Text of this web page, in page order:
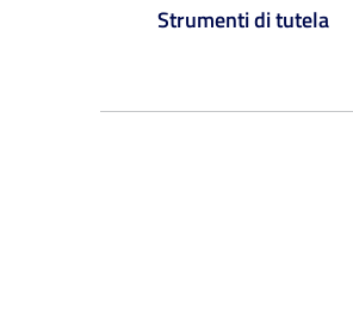
Strumenti di tutela